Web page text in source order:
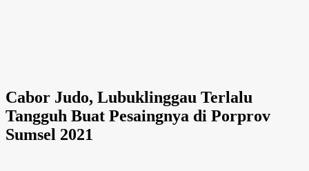
Cabor Judo, Lubuklinggau Terlalu
Tangguh Buat Pesaingnya di Porprov
Sumsel 2021